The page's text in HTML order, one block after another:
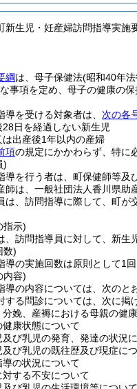
新生児・妊産婦訪問指導実施
綱は、母子保健法(昭和40年
事項を定め、母子の健康の
導を受ける対象者は、 次の各
28日を経過しない新生児
は出産後1年以内の産婦
項の規定にかかわらず、特に
)
導を行う者は、町保健師等及
師は、一般社団法人香川県助
は、訪問指導に際して、町が
指示)
、訪問指導員に対して、新生
数)
導の実施回数は原則として1回
内容)
導の内容については、次のと
する問診については、次に掲
分娩、産褥における母親の健
健康状態について
及び乳児の発育、発達の状況
及び乳児の既往歴及び現症に
導の状況について
対する不安について